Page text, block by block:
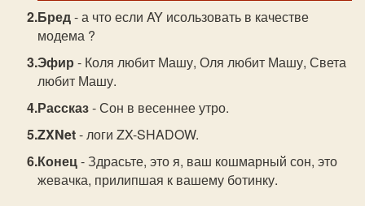
Бред- а что если AY исользовать в качестве
модема ?
Эфир - Коля любит Машу, Оля любит Машу, Света
любит Машу.
Рассказ- Сон в весеннее утро.
ZXNet- логи ZX-SHADOW.
Конец- Здрасьте, это я, ваш кошмарный сон, это
жевачка, прилипшая к вашему ботинку.